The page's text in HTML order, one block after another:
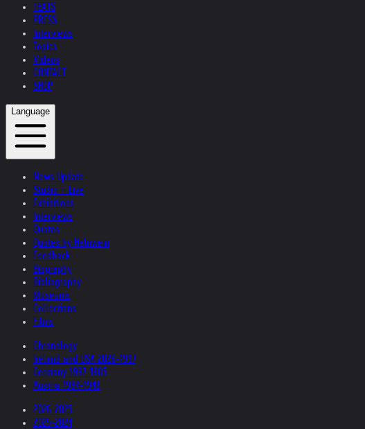
TEXTS
PRESS
Interviews
Topics
Videos
CONTACT
SHOP
Language
News Update
Studio + Live
Exhibitions
Interviews
Quotes
Quotes by Helnwein
Feedback
Biography
Bibliography
Museums
Collections
Films
Chronology
Ireland and USA 2026-1997
Germany 1997-1985
Austria 1984-1948
2026-2025
2025-2024